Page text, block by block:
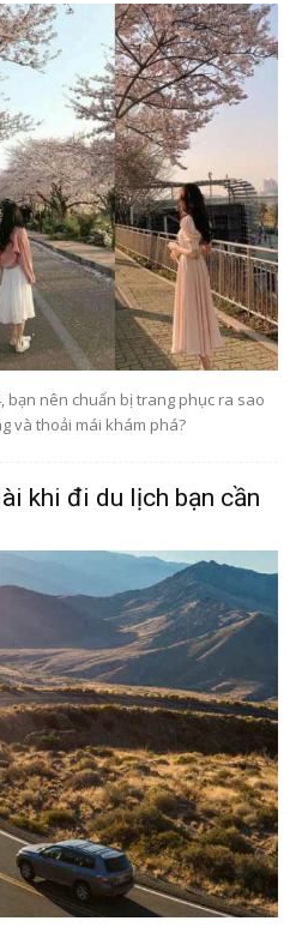
bạn nên chuẩn bị trang phục ra sao
và thoải mái khám phá?
khi đi du lịch bạn cần